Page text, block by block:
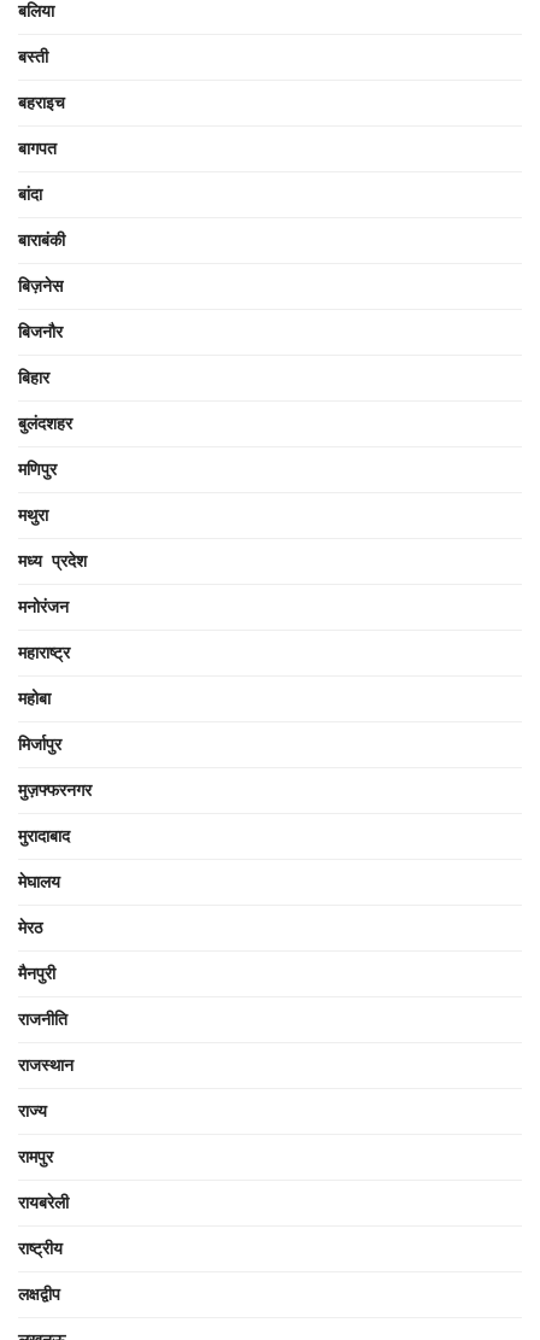
बलिया
बस्ती
बहराइच
बागपत
बांदा
बाराबंकी
बिज़नेस
बिजनौर
बिहार
बुलंदशहर
मणिपुर
मथुरा
मध्य प्रदेश
मनोरंजन
महाराष्ट्र
महोबा
मिर्जापुर
मुज़फ्फरनगर
मुरादाबाद
मेघालय
मेरठ
मैनपुरी
राजनीति
राजस्थान
राज्य
रामपुर
रायबरेली
राष्ट्रीय
लक्षद्वीप